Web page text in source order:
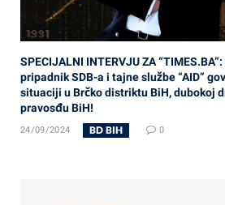
SPECIJALNI INTERVJU ZA
pripadnik SDB-a i tajne službe “AID”
situaciji u Brčko distriktu BiH, dubokoj
pravosđu BiH!
24/09/2024 BD BIH 0